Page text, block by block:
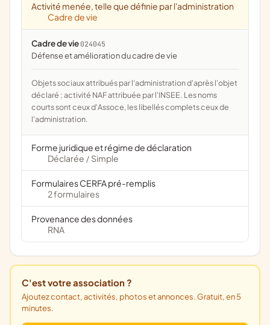
Activité menée, telle que définie par l'administration
Cadre de vie
Cadre de vie 024045
défense et amélioration du cadre de vie
Objets sociaux attribués par l'administration d'après l'objet
déclaré ; activité NAF attribuée par l'INSEE. Les noms
courts sont ceux d'Assoce, les libellés complets ceux de
l'administration.
Forme juridique et régime de déclaration
Déclarée / Simple
Formulaires CERFA pré-remplis
2 formulaires
Provenance des données
RNA
C'est votre association ?
Ajoutez contact, activités, photos et annonces. Gratuit, en 5
minutes.